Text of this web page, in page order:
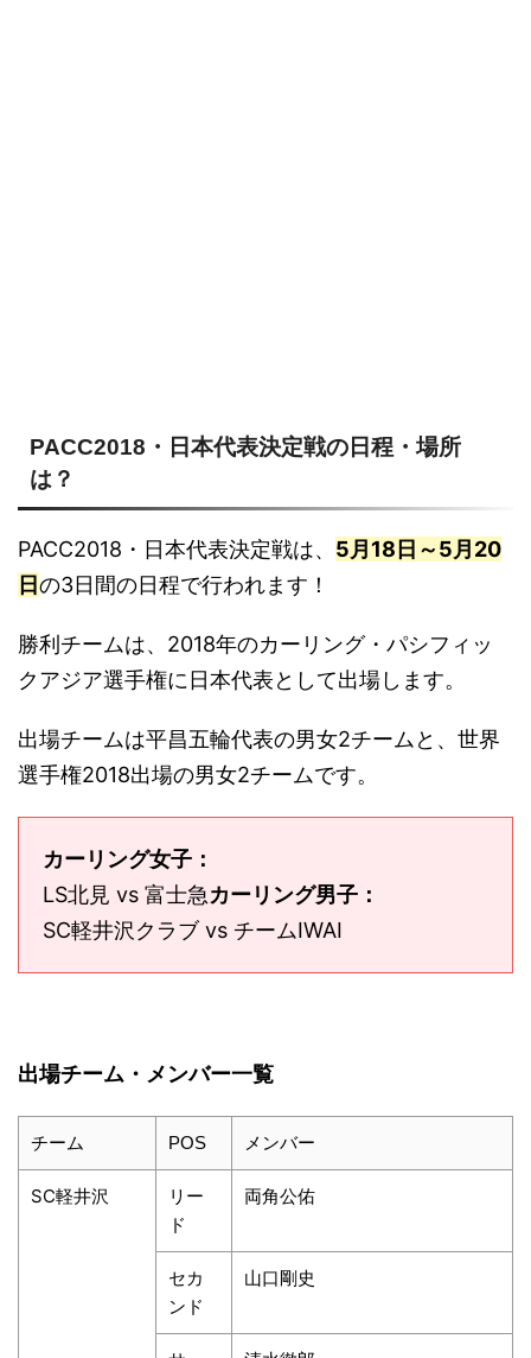
PACC2018・日本代表決定戦の日程・場所
は？
PACC2018・日本代表決定戦は、 5月18日～5月20
日の3日間の日程で行われます！
勝利チームは、2018年のカーリング・パシフィッ
クアジア選手権に日本代表として出場します。
出場チームは平昌五輪代表の男女2チームと、世界
選手権2018出場の男女2チームです。
カーリング女子：
LS北見 vs 富士急カーリング男子：
SC軽井沢クラブ vs チームIWAI
出場チーム・メンバー一覧
チーム POS メンバー
SC軽井沢
リー
ド
両角公佑
セカ
ンド
山口剛史